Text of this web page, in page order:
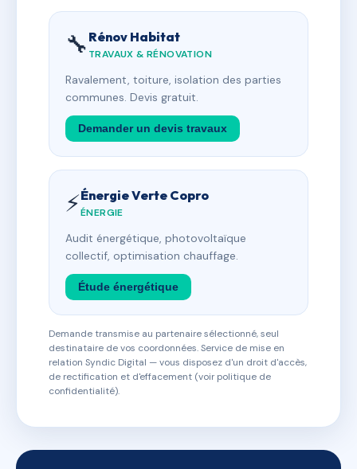
🔧 Rénov Habitat
TRAVAUX & RÉNOVATION
Ravalement, toiture, isolation des parties
communes. Devis gratuit.
Demander un devis travaux
⚡Énergie Verte Copro
ÉNERGIE
Audit énergétique, photovoltaïque
collectif, optimisation chauffage.
Étude énergétique
Demande transmise au partenaire sélectionné, seul
destinataire de vos coordonnées. Service de mise en
relation Syndic Digital — vous disposez d'un droit d'accès,
de rectification et d'effacement (voir politique de
confidentialité).